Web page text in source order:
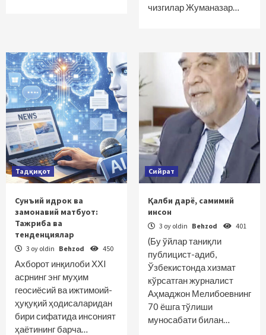
чизгилар Жуманазар…
Тадқиқот
Сунъий идрок ва
замонавий матбуот:
Тажриба ва
тенденциялар
3 oy oldin Behzod 450
Ахборот инқилоби ХХI
асрнинг энг муҳим
геосиёсий ва ижтимоий-
ҳуқуқий ҳодисаларидан
бири сифатида инсоният
ҳаётининг барча…
Сийрат
Қалби дарё, самимий
инсон
3 oy oldin Behzod 401
(Бу ўйлар таниқли
публицист-адиб,
Ўзбекистонда хизмат
кўрсатган журналист
Аҳмаджон Мелибоевнинг
70 ёшга тўлиши
муносабати билан…